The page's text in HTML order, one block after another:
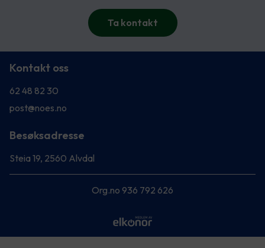
Ta kontakt
Kontakt oss
62 48 82 30
post@noes.no
Besøksadresse
Steia 19, 2560 Alvdal
Org.no 936 792 626